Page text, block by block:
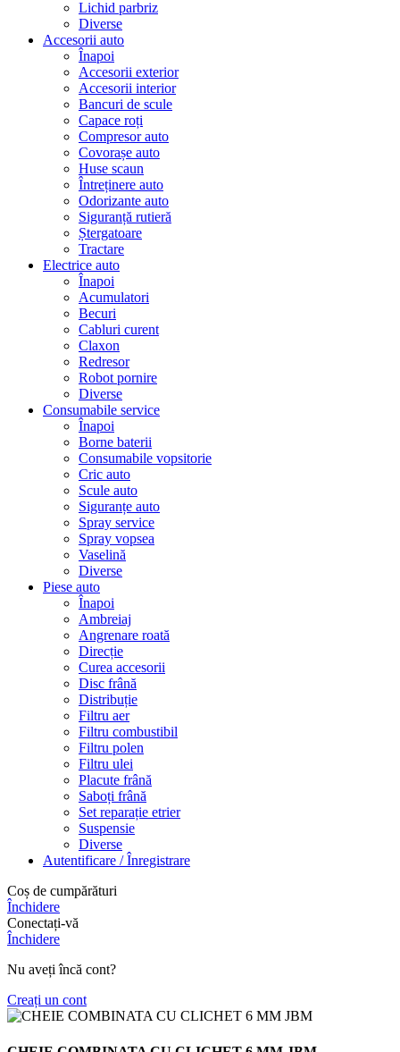
Lichid parbriz
Diverse
Accesorii auto
Înapoi
Accesorii exterior
Accesorii interior
Bancuri de scule
Capace roți
Compresor auto
Covorașe auto
Huse scaun
Întreținere auto
Odorizante auto
Siguranță rutieră
Ștergatoare
Tractare
Electrice auto
Înapoi
Acumulatori
Becuri
Cabluri curent
Claxon
Redresor
Robot pornire
Diverse
Consumabile service
Înapoi
Borne baterii
Consumabile vopsitorie
Cric auto
Scule auto
Siguranțe auto
Spray service
Spray vopsea
Vaselină
Diverse
Piese auto
Înapoi
Ambreiaj
Angrenare roată
Direcție
Curea accesorii
Disc frână
Distribuție
Filtru aer
Filtru combustibil
Filtru polen
Filtru ulei
Placute frână
Saboți frână
Set reparație etrier
Suspensie
Diverse
Autentificare / Înregistrare
Coș de cumpărături
Închidere
Conectați-vă
Închidere
Nu aveți încă cont?
Creați un cont